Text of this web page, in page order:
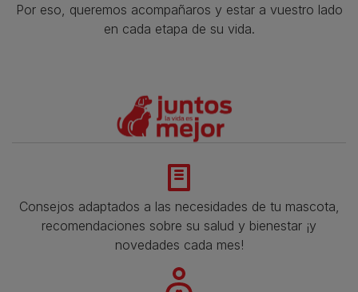
Por eso, queremos acompañaros y estar a vuestro lado
en cada etapa de su vida.​
Consejos adaptados a las necesidades de tu mascota,
recomendaciones sobre su salud y bienestar ¡y
novedades cada mes!